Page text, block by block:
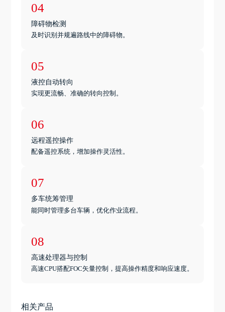
04
障碍物检测
及时识别并规遍路线中的障碍物。
05
液控自动转向
实现更流畅、准确的转向控制。
06
远程遥控操作
配备遥控系统，增加操作灵活性。
07
多车统筹管理
能同时管理多台车辆，优化作业流程。
08
高速处理器与控制
高速CPU搭配FOC矢量控制，提高操作精度和响应速度。
相关产品